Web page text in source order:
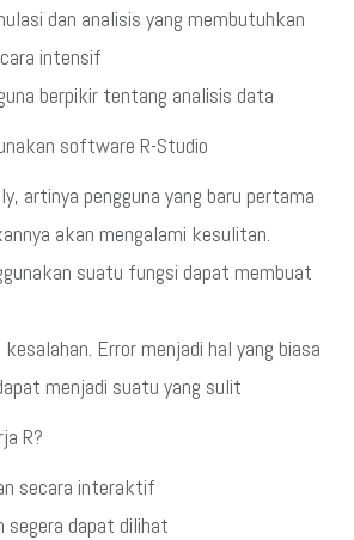
dan analisis yang membutuhkan
intensif
berpikir tentang analisis data
software R-Studio
artinya pengguna yang baru pertama
akan mengalami kesulitan.
suatu fungsi dapat membuat
Error menjadi hal yang biasa
menjadi suatu yang sulit
R?
secara interaktif
segera dapat dilihat